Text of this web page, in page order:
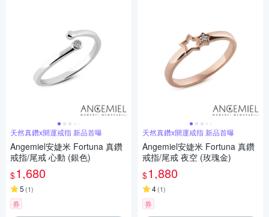
天然真鑽x開運戒指 新品首曝
Angemiel安婕米 Fortuna 真鑽
戒指/尾戒 心動 (銀色)
$1,680
5 (1)
券
天然真鑽x開運戒指 新品首曝
Angemiel安婕米 Fortuna 真鑽
戒指/尾戒 夜空 (玫瑰金)
$1,880
4(1)
券